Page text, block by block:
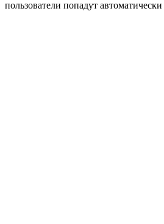
пользователи попадут